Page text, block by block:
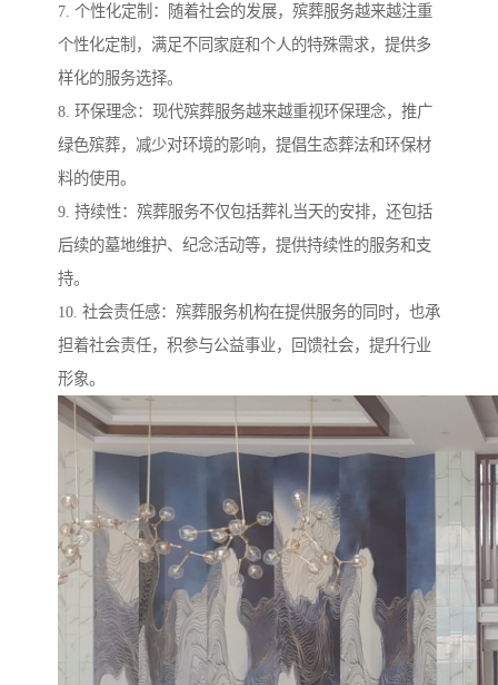
7. 个性化定制：随着社会的发展，殡葬服务越来越注重
个性化定制，满足不同家庭和个人的特殊需求，提供多
样化的服务选择。
8. 环保理念：现代殡葬服务越来越重视环保理念，推广
绿色殡葬，减少对环境的影响，提倡生态葬法和环保材
料的使用。
9. 持续性：殡葬服务不仅包括葬礼当天的安排，还包括
后续的墓地维护、纪念活动等，提供持续性的服务和支
持。
10. 社会责任感：殡葬服务机构在提供服务的同时，也承
担着社会责任，积参与公益事业，回馈社会，提升行业
形象。